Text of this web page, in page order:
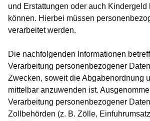
und Erstattungen oder auch Kindergeld
können. Hierbei müssen
verarbeitet werden.
Die nachfolgenden Informationen
Verarbeitung personenbezogener
Zwecken, soweit die Abgabenordnung
mittelbar anzuwenden ist.
Verarbeitung personenbezogener
Zollbehörden (z. B. Zölle,